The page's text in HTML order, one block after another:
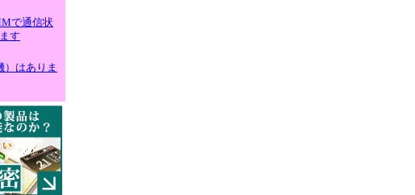
で通信状
す
）はありま